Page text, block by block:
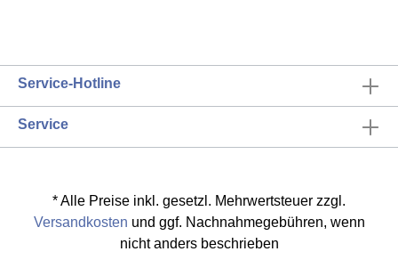
Service-Hotline
Service
* Alle Preise inkl. gesetzl. Mehrwertsteuer zzgl.
Versandkosten und ggf. Nachnahmegebühren, wenn
nicht anders beschrieben